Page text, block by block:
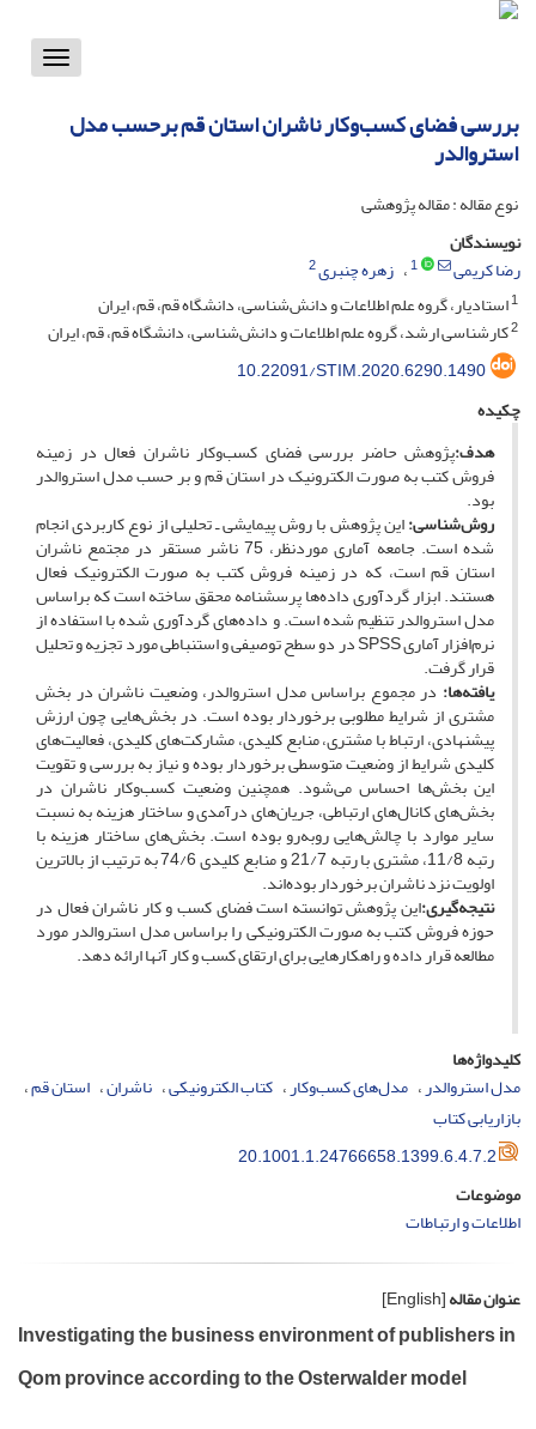
Toggle
بررسی فضای کسب‌وکار ناشران استان قم برحسب مدل
استروالدر
نوع مقاله : مقاله پژوهشی
نویسندگان
رضا کریمی
1 زهره چنبری2
1استادیار، گروه علم اطلاعات و دانش‌شناسی، دانشگاه قم، قم، ایران
2کارشناسی ارشد، گروه علم اطلاعات و دانش‌شناسی، دانشگاه قم، قم، ایران
10.22091/STIM.2020.6290.1490
چکیده
هدف:پژوهش حاضر بررسی فضای کسب‌وکار ناشران فعال در زمینه
فروش کتب به صورت الکترونیک در استان قم و بر حسب مدل استروالدر
بود.
روش‌شناسی:این پژوهش با روش پیمایشی ـ تحلیلی از نوع کاربردی انجام
شده است. جامعه آماری موردنظر، 75 ناشر مستقر در مجتمع ناشران
استان قم است، که در زمینه فروش کتب به ‌صورت الکترونیک فعال
هستند. ابزار گردآوری داده‌ها پرسشنامه محقق ساخته است که براساس
مدل استروالدر تنظیم شده است. و داده‌های گردآوری شده با استفاده از
نرم‌افزار آماری SPSS در دو سطح توصیفی و استنباطی مورد تجزیه و تحلیل
قرار گرفت.
یافته‌ها: در مجموع براساس مدل استروالدر، وضعیت ناشران در بخش
مشتری از شرایط مطلوبی برخوردار بوده است. در بخش‌هایی چون ارزش
پیشنهادی، ارتباط با مشتری، منابع کلیدی، مشارکت‌های کلیدی، فعالیت‌های
کلیدی شرایط از وضعیت متوسطی برخوردار بوده و نیاز به بررسی و تقویت
این بخش‌ها احساس می‌شود. همچنین وضعیت کسب‌وکار ناشران در
بخش‌های کانال‌های ارتباطی، جریان‌های درآمدی و ساختار هزینه به نسبت
سایر موارد با چالش‌هایی روبه‌رو بوده است. بخش‌های ساختار هزینه با
رتبه 11/8، مشتری با رتبه 21/7 و منابع کلیدی 74/6 به ترتیب از بالاترین
اولویت نزد ناشران برخوردار بوده‌اند.
نتیجه‌گیری:این پژوهش توانسته است فضای کسب و کار ناشران فعال در
حوزه فروش کتب به صورت الکترونیکی را براساس مدل استروالدر مورد
مطالعه قرار داده و راهکارهایی برای ارتقای کسب و کار آنها ارائه دهد.
کلیدواژه‌ها
مدل استروالدر مدل‌های کسب‌وکار کتاب الکترونیکی ناشران استان قم
بازاریابی کتاب
20.1001.1.24766658.1399.6.4.7.2
موضوعات
اطلاعات و ارتباطات
عنوان مقاله[English]
Investigating the business environment of publishers in
Qom province according to the Osterwalder model